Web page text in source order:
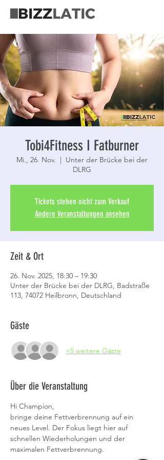
Tobi4Fitness I Fatburner
Mi., 26. Nov.
  |
Unter der Brücke bei der
DLRG
Tickets stehen nicht zum Verkauf
Andere Veranstaltungen ansehen
Zeit & Ort
26. Nov. 2025, 18:30 – 19:30
Unter der Brücke bei der DLRG, Badstraße
113, 74072 Heilbronn, Deutschland
Gäste
+5 weitere Gäste
Über die Veranstaltung
Hi Champion,
bringe deine Fettverbrennung auf ein
neues Level. Der Fokus liegt hier auf
schnellen Wiederholungen und der
maximalen Fettverbrennung.